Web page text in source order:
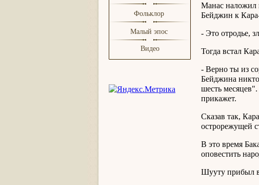
Фольклор
Малый эпос
Видео
Манас наложил
Бейджин к
- Это отродье,
Тогда встал
- Верно ты из
Бейджина
шесть
прикажет.
Сказав так,
острорежущей
В это время
оповестить
Шууту прибыл